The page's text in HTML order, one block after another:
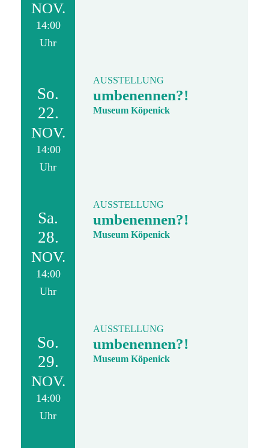
NOV.
14:00
Uhr
So.
22.
NOV.
14:00
Uhr
AUSSTELLUNG
umbenennen?!
Museum Köpenick
Sa.
28.
NOV.
14:00
Uhr
AUSSTELLUNG
umbenennen?!
Museum Köpenick
So.
29.
NOV.
14:00
Uhr
AUSSTELLUNG
umbenennen?!
Museum Köpenick